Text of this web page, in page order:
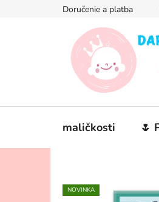
Doručenie a platba
maličkosti 🌷
NOVINKA